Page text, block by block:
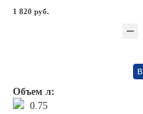
1 820 руб.
Объем л:
0.75